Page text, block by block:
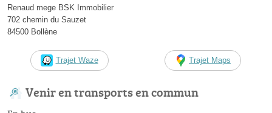
Renaud mege BSK Immobilier
702 chemin du Sauzet
84500 Bollène
Trajet Waze Trajet Maps
Venir en transports en commun